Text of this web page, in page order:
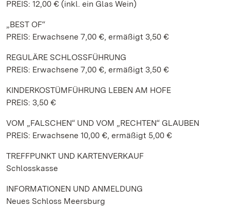
PREIS: 12,00 € (inkl. ein Glas Wein)
„BEST OF“
PREIS: Erwachsene 7,00 €, ermäßigt 3,50 €
REGULÄRE SCHLOSSFÜHRUNG
PREIS: Erwachsene 7,00 €, ermäßigt 3,50 €
KINDERKOSTÜMFÜHRUNG LEBEN AM HOFE
PREIS: 3,50 €
VOM „FALSCHEN“ UND VOM „RECHTEN“ GLAUBEN
PREIS: Erwachsene 10,00 €, ermäßigt 5,00 €
TREFFPUNKT UND KARTENVERKAUF
Schlosskasse
INFORMATIONEN UND ANMELDUNG
Neues Schloss Meersburg